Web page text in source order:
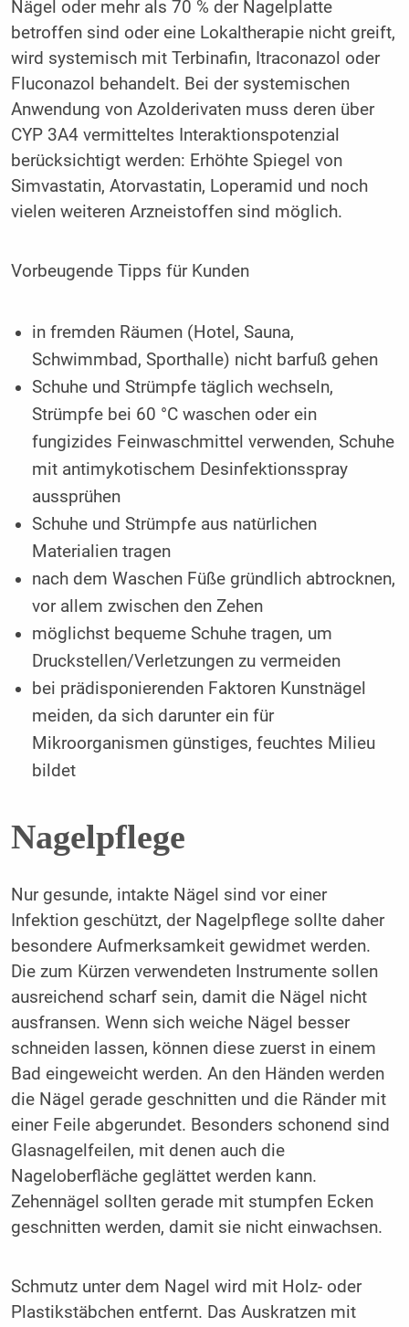
Nägel oder mehr als 70 % der Nagelplatte
betroffen sind oder eine Lokaltherapie nicht greift,
wird systemisch mit Terbinafin, Itraconazol oder
Fluconazol behandelt. Bei der systemischen
Anwendung von Azolderivaten muss deren über
CYP 3A4 vermitteltes Interaktionspotenzial
berücksichtigt werden: Erhöhte ­Spiegel von
Simvastatin, Atorvastatin, Loperamid und noch
vielen weiteren Arznei­stoffen sind möglich.
Vorbeugende Tipps für Kunden
in fremden Räumen (Hotel, Sauna,
Schwimmbad, Sporthalle) nicht barfuß gehen
Schuhe und Strümpfe täglich wechseln,
Strümpfe bei 60 °C waschen oder ein
fungizides Feinwaschmittel verwenden, Schuhe
mit antimykotischem Desinfektionsspray
aussprühen
Schuhe und Strümpfe aus natürlichen
Materialien tragen
nach dem Waschen Füße gründlich abtrocknen,
vor allem zwischen den Zehen
möglichst bequeme Schuhe tragen, um
Druckstellen/Verletzungen zu vermeiden
bei prädisponierenden Faktoren Kunstnägel
meiden, da ­sich darunter ein für
Mikroorganismen günstiges, feuchtes Milieu
bildet
Nagelpflege
Nur gesunde, intakte Nägel sind vor einer
Infektion geschützt, der Nagelpflege sollte daher
besondere Aufmerksamkeit gewidmet werden.
Die zum Kürzen verwendeten Instrumente sollen
ausreichend scharf sein, damit die Nägel nicht
ausfransen. Wenn sich weiche Nägel besser
schneiden lassen, können diese zuerst in einem
Bad eingeweicht werden. An den Händen werden
die Nägel gerade geschnitten und die Ränder mit
einer Feile abgerundet. Besonders schonend sind
Glasnagelfeilen, mit denen auch die
Nageloberfläche geglättet werden kann.
Zehennägel sollten gerade mit stumpfen Ecken
geschnitten werden, damit sie nicht einwachsen.
Schmutz unter dem Nagel wird mit Holz- oder
Plastikstäbchen entfernt. Das Auskratzen mit